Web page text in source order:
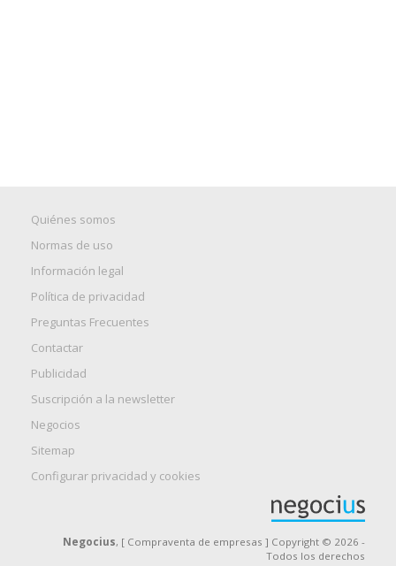
Quiénes somos
Normas de uso
Información legal
Política de privacidad
Preguntas Frecuentes
Contactar
Publicidad
Suscripción a la newsletter
Negocios
Sitemap
Configurar privacidad y cookies
Negocius, [ Compraventa de empresas ] Copyright © 2026 -
Todos los derechos